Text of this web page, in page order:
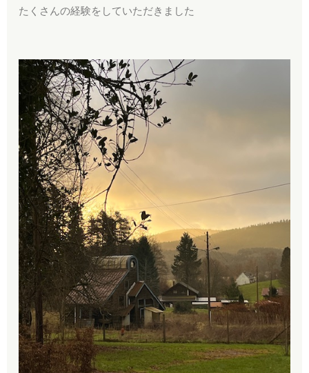
たくさんの経験をしていただきました